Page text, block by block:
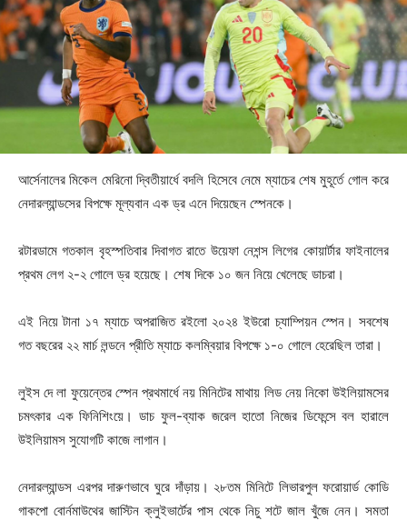
আর্সেনালের মিকেল মেরিনো দ্বিতীয়ার্ধে বদলি হিসেবে নেমে ম্যাচের শেষ মুহূর্তে গোল করে
নেদারল্যান্ডসের বিপক্ষে মূল্যবান এক ড্র এনে দিয়েছেন স্পেনকে।
রটারডামে গতকাল বৃহস্পতিবার দিবাগত রাতে উয়েফা নেশন্স লিগের কোয়ার্টার ফাইনালের
প্রথম লেগ ২-২ গোলে ড্র হয়েছে। শেষ দিকে ১০ জন নিয়ে খেলেছে ডাচরা।
এই নিয়ে টানা ১৭ ম্যাচে অপরাজিত রইলো ২০২৪ ইউরো চ্যাম্পিয়ন স্পেন। সবশেষ
গত বছরের ২২ মার্চ লন্ডনে প্রীতি ম্যাচে কলম্বিয়ার বিপক্ষে ১-০ গোলে হেরেছিল তারা।
লুইস দে লা ফুয়েন্তের স্পেন প্রথমার্ধে নয় মিনিটের মাথায় লিড নেয় নিকো উইলিয়ামসের
চমৎকার এক ফিনিশিংয়ে। ডাচ ফুল-ব্যাক জরেল হাতো নিজের ডিফেন্সে বল হারালে
উইলিয়ামস সুযোগটি কাজে লাগান।
নেদারল্যান্ডস এরপর দারুণভাবে ঘুরে দাঁড়ায়। ২৮তম মিনিটে লিভারপুল ফরোয়ার্ড কোডি
গাকপো বোর্নমাউথের জাস্টিন ক্লুইভার্টের পাস থেকে নিচু শটে জাল খুঁজে নেন। সমতা